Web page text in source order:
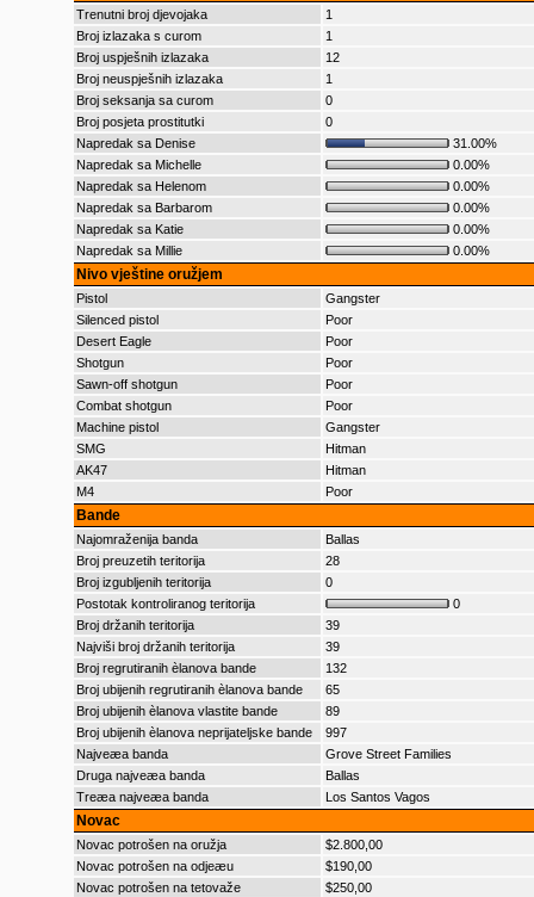
Trenutni broj djevojaka
1
Broj izlazaka s curom
1
Broj uspješnih izlazaka
12
Broj neuspješnih izlazaka
1
Broj seksanja sa curom
0
Broj posjeta prostitutki
0
Napredak sa Denise
31.00%
Napredak sa Michelle
0.00%
Napredak sa Helenom
0.00%
Napredak sa Barbarom
0.00%
Napredak sa Katie
0.00%
Napredak sa Millie
0.00%
Nivo vještine oružjem
Pistol
Gangster
Silenced pistol
Poor
Desert Eagle
Poor
Shotgun
Poor
Sawn-off shotgun
Poor
Combat shotgun
Poor
Machine pistol
Gangster
SMG
Hitman
AK47
Hitman
M4
Poor
Bande
Najomraženija banda
Ballas
Broj preuzetih teritorija
28
Broj izgubljenih teritorija
0
Postotak kontroliranog teritorija
0
Broj držanih teritorija
39
Najviši broj držanih teritorija
39
Broj regrutiranih èlanova bande
132
Broj ubijenih regrutiranih èlanova bande
65
Broj ubijenih èlanova vlastite bande
89
Broj ubijenih èlanova neprijateljske bande
997
Najveæa banda
Grove Street Families
Druga najveæa banda
Ballas
Treæa najveæa banda
Los Santos Vagos
Novac
Novac potrošen na oružja
$2.800,00
Novac potrošen na odjeæu
$190,00
Novac potrošen na tetovaže
$250,00